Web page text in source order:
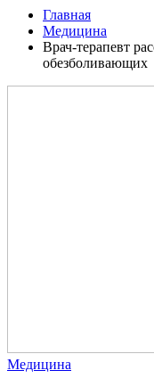
Главная
Медицина
Врач-терапевт
обезболивающих
Медицина